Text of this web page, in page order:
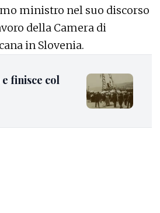
ministro nel suo discorso
della Camera di
in Slovenia.
finisce col